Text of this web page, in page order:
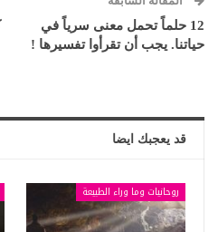
12 حلماً تحمل معنى سرياً في
حياتنا. يجب أن تقرأوا تفسيرها !
قد يعجبك ايضا
روحانيات وما وراء الطبيعة